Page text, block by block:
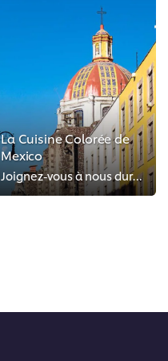
La Cuisine Colorée de
Mexico
Joignez-vous à nous durant cette appétissante tournée de la ville de Mexico, où nous découvrons ses tradi-tions culinaires qui ...